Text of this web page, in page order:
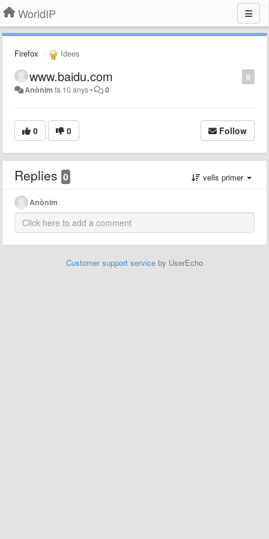
WorldIP
Firefox Idees
0
www.baidu.com
Anònim fa 10 anys• 0
0 0 Follow
Replies 0 vells primer
Anònim
Customer support service by UserEcho